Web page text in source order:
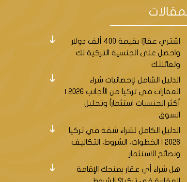
اشتري عقارًا بقيمة 400 ألف دولار
واحصل على الجنسية التركية لك
ولعائلتك
الدليل الشامل لإحصائيات شراء
العقارات في تركيا من الأجانب 2026 |
أكثر الجنسيات استثماراً وتحليل
السوق
الدليل الكامل لشراء شقة في تركيا
2026 | الخطوات، الشروط، التكاليف
ونصائح الاستثمار
هل شراء أي عقار يمنحك الإقامة